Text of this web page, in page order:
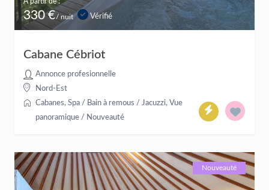
330 €/ nuit Vérifié
Cabane Cébriot
Annonce profesionnelle
Nord-Est
Cabanes, Spa / Bain à remous / Jacuzzi, Vue
panoramique / Nouveauté
Nouveauté